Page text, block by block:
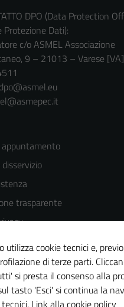
DPO (Data Protection
Protezione Dati):
c/o ASMEL Associazione
9 – 21013 – Varese [VA]
trasparente
di accessibilità
del sito
utilizza cookie tecnici e,
di terze parti.
si presta il consenso alla
tasto 'Esci' si continua la
Link alla cookie policy
sono
del sito e